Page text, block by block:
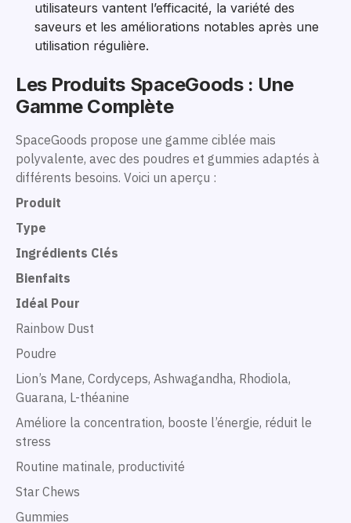
utilisateurs vantent l’efficacité, la variété des
saveurs et les améliorations notables après une
utilisation régulière.
Les Produits SpaceGoods : Une
Gamme Complète
SpaceGoods propose une gamme ciblée mais
polyvalente, avec des poudres et gummies adaptés à
différents besoins. Voici un aperçu :
Produit
Type
Ingrédients Clés
Bienfaits
Idéal Pour
Rainbow Dust
Poudre
Lion’s Mane, Cordyceps, Ashwagandha, Rhodiola,
Guarana, L-théanine
Améliore la concentration, booste l’énergie, réduit le
stress
Routine matinale, productivité
Star Chews
Gummies